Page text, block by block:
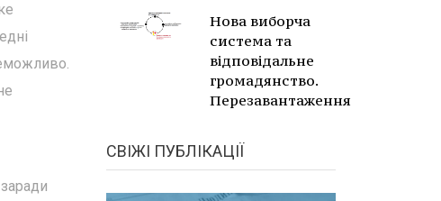
Нова виборча
система та
відповідальне
громадянство.
Перезавантаження
СВІЖІ ПУБЛІКАЦІЇ